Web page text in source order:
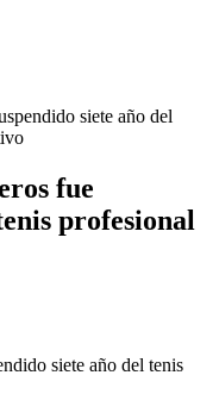
siete año del
fue
profesional